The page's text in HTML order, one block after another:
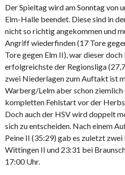
Der Spieltag wird am Sonntag von
Elm-Halle beendet. Diese sind in
nicht so richtig angekommen und
Angriff wiederfinden (17 Tore
Tore gegen Elm II), war dieser
erfolgreichste der Regionsliga
zwei Niederlagen zum Auftakt ist
Warberg/Lelm aber schon
kompletten Fehlstart vor der
Doch auch der HSV wird doppelt
sich zu entscheiden. Nach einem
Peine II (35:29) gab es zuletzt
Wittingen II und 23:31 bei
17:00 Uhr.